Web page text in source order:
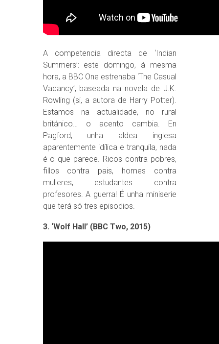
A competencia directa de ‘Indian
Summers’: este domingo, á mesma
hora, a BBC One estrenaba ‘The Casual
Vacancy’, baseada na novela de J.K.
Rowling (si, a autora de Harry Potter).
Estamos na actualidade, no rural
británico… o acento cambia. En
Pagford, unha aldea inglesa
aparentemente idílica e tranquila, nada
é o que parece. Ricos contra pobres,
fillos contra pais, homes contra
mulleres, estudantes contra
profesores. A guerra! É unha miniserie
que terá só tres episodios.
3. ‘Wolf Hall’ (BBC Two, 2015)